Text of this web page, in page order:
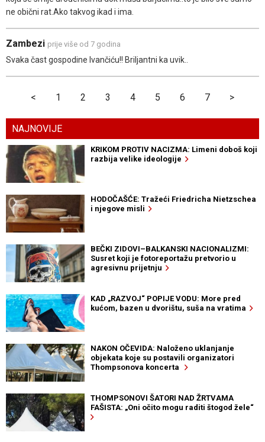
ne obični rat.Ako takvog ikad i ima.
Zambezi prije više od 7 godina
Svaka čast gospodine Ivančiću!! Briljantni ka uvik..
< 1 2 3 4 5 6 7 >
NAJNOVIJE
KRIKOM PROTIV NACIZMA: Limeni doboš koji
razbija velike ideologije
HODOČAŠĆE: Tražeći Friedricha Nietzschea
i njegove misli
BEČKI ZIDOVI–BALKANSKI NACIONALIZMI:
Susret koji je fotoreportažu pretvorio u
agresivnu prijetnju
KAD „RAZVOJ“ POPIJE VODU: More pred
kućom, bazen u dvorištu, suša na vratima
NAKON OČEVIDA: Naloženo uklanjanje
objekata koje su postavili organizatori
Thompsonova koncerta
THOMPSONOVI ŠATORI NAD ŽRTVAMA
FAŠISTA: „Oni očito mogu raditi štogod žele“